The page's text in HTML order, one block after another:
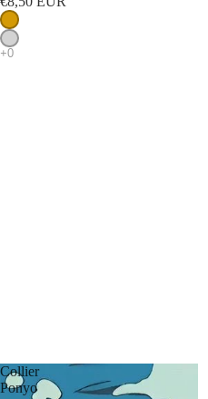
Collier
Ponyo